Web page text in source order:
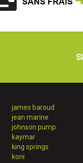
james baroud
jean marine
johnson pump
kaymar
king springs
koni